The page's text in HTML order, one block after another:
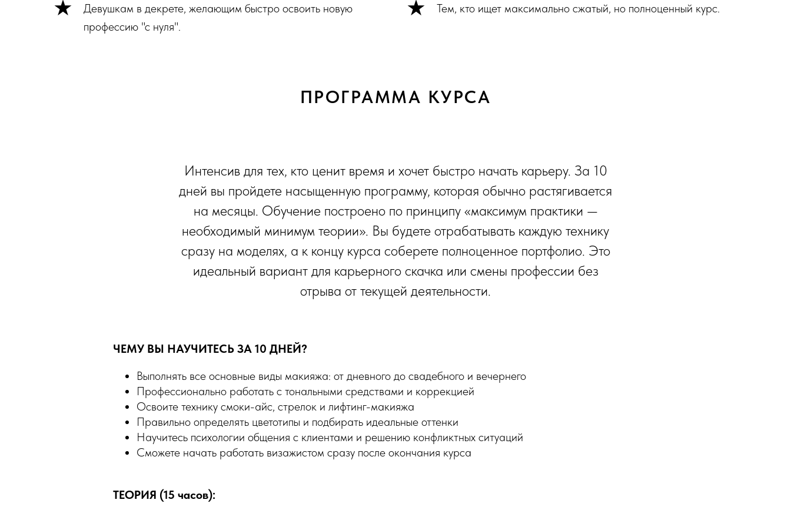
Девушкам в декрете, желающим быстро освоить новую
профессию "с нуля".
Тем, кто ищет максимально сжатый, но полноценный курс.
ПРОГРАММА КУРСА
Интенсив для тех, кто ценит время и хочет быстро начать карьеру. За 10
дней вы пройдете насыщенную программу, которая обычно растягивается
на месяцы. Обучение построено по принципу «максимум практики —
необходимый минимум теории». Вы будете отрабатывать каждую технику
сразу на моделях, а к концу курса соберете полноценное портфолио. Это
идеальный вариант для карьерного скачка или смены профессии без
отрыва от текущей деятельности.
ЧЕМУ ВЫ НАУЧИТЕСЬ ЗА 10 ДНЕЙ?
Выполнять все основные виды макияжа: от дневного до свадебного и вечернего
Профессионально работать с тональными средствами и коррекцией
Освоите технику смоки-айс, стрелок и лифтинг-макияжа
Правильно определять цветотипы и подбирать идеальные оттенки
Научитесь психологии общения с клиентами и решению конфликтных ситуаций
Сможете начать работать визажистом сразу после окончания курса
ТЕОРИЯ (15 часов):